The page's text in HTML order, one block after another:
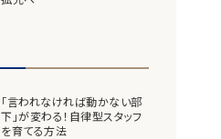
「言われなければ動かない部
下」が変わる！自律型スタッフ
を育てる方法